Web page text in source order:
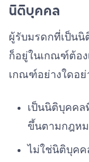
นิติบุคคล
ผู้รับมรดกที่เป็น
ก็อยู่ในเกณฑ์ต้อง
เกณฑ์อย่างใดอย่
เป็นนิติบุคคล
ขึ้นตามกฎห
ไม่ใช่นิติบุค